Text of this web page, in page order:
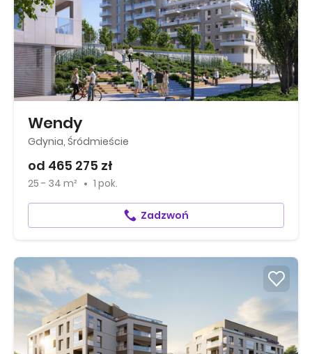
Wendy
Gdynia, Śródmieście
od 465 275 zł
25 - 34 m² 1 pok.
Zadzwoń